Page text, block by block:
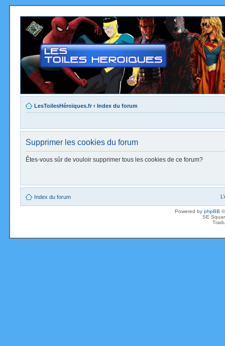
LesToilesHéroïques.fr ‹ Index du forum
Supprimer les cookies du forum
Êtes-vous sûr de vouloir supprimer tous les cookies de ce forum?
Index du forum
Powered by phpBB
SE